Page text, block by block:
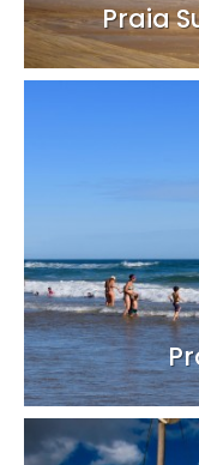
Praia